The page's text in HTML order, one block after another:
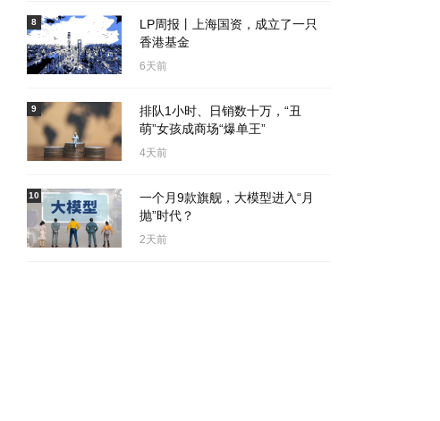
LP周报丨上海国资，成立了一只
香港基金
6天前
8
排队1小时、日销数十万，“丑
萌”女孩成商场“爆单王”
4天前
9
一个月9款旗舰，大模型进入“月
抛”时代？
2天前
10